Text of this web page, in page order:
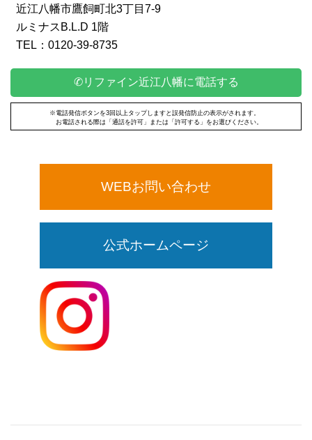
近江八幡市鷹飼町北3丁目7-9
ルミナスB.L.D 1階
TEL：0120-39-8735
✆リファイン近江八幡に電話する
※電話発信ボタンを3回以上タップしますと誤発信防止の表示がされます。
お電話される際は「通話を許可」または「許可する」をお選びください。
WEBお問い合わせ
公式ホームページ